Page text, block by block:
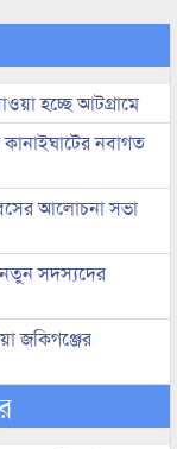
হচ্ছে আটগ্রামে
নবাগত
আলোচনা সভা
নতুন সদস্যদের
জকিগঞ্জের